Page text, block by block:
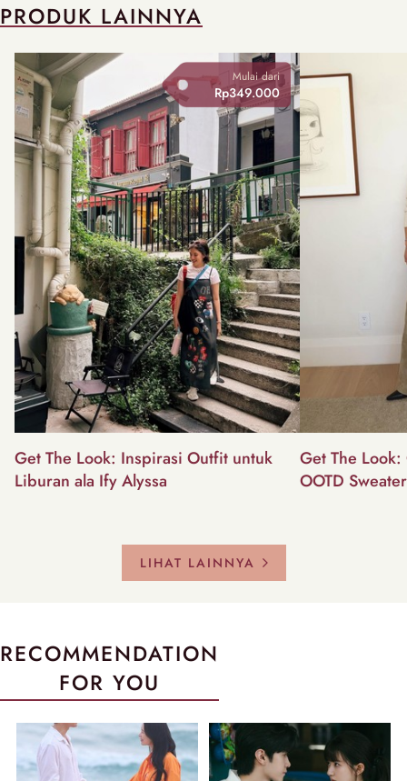
PRODUK LAINNYA
Mulai dari
Rp349.000
Get The Look: Inspirasi Outfit untuk
Liburan ala Ify Alyssa
Get The
OOTD
LIHAT LAINNYA
RECOMMENDATION
FOR YOU